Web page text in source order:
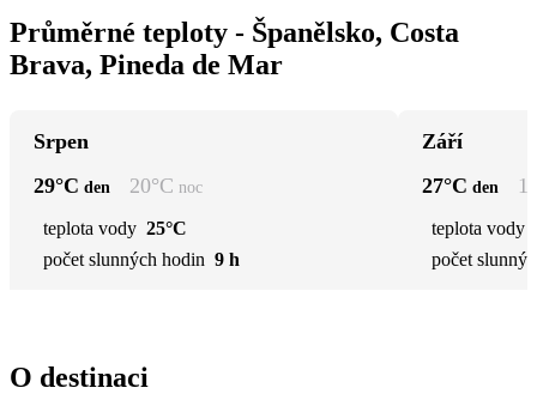
Průměrné teploty - Španělsko, Costa
Brava, Pineda de Mar
Srpen
29°C den 20°C noc
teplota vody 25°C
počet slunných hodin 9 h
Září
27°C den
teplota vody
počet
O destinaci